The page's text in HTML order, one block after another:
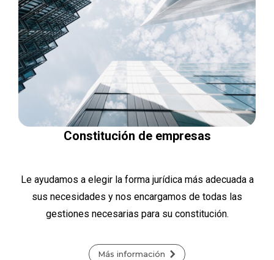
Constitución de empresas
Le ayudamos a elegir la forma jurídica más adecuada a
sus necesidades y nos encargamos de todas las
gestiones necesarias para su constitución.
Más información